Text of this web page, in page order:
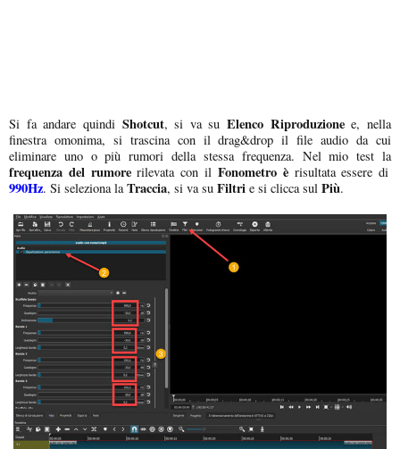
Si fa andare quindiShotcut, si va suElenco Riproduzionee, nella
finestra omonima, si trascina con il drag&drop il file audio da cui
eliminare uno o più rumori della stessa frequenza. Nel mio test la
frequenza del rumorerilevata con il Fonometro è risultata essere di
990Hz. Si seleziona laTraccia, si va su Filtri e si clicca sul Più.